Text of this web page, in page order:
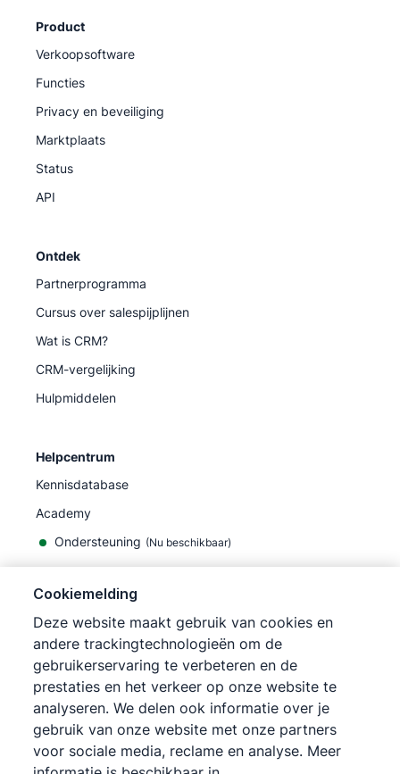
Product
Verkoopsoftware
Functies
Privacy en beveiliging
Marktplaats
Status
API
Ontdek
Partnerprogramma
Cursus over salespijplijnen
Wat is CRM?
CRM-vergelijking
Hulpmiddelen
Helpcentrum
Kennisdatabase
Academy
Ondersteuning (Nu beschikbaar)
©2026 Pipedrive
Pipedrive
Gebruiksvoorwaarden
Pipedrive
Privacyverklaring
Siteoverzicht
Cookiemelding
Cookievoorkeuren
Cookiemelding
Deze website maakt gebruik van cookies en
andere trackingtechnologieën om de
gebruikerservaring te verbeteren en de
prestaties en het verkeer op onze website te
analyseren. We delen ook informatie over je
gebruik van onze website met onze partners
voor sociale media, reclame en analyse. Meer